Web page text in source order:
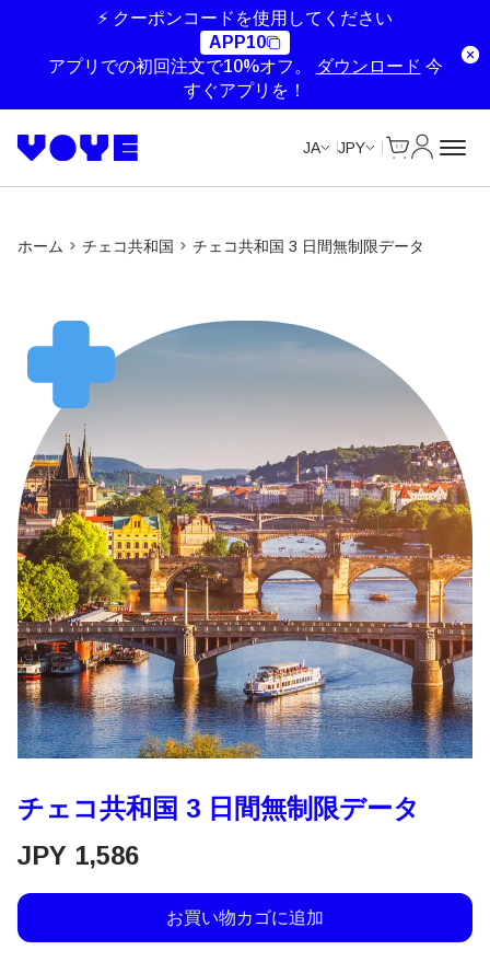
⚡ クーポンコードを使用してください
APP10
アプリでの初回注文で10%オフ。
ダウンロード 今
すぐアプリを！
JA JPY
ホーム チェコ共和国 チェコ共和国 3 日間無制限データ
チェコ共和国 3 日間無制限データ
JPY 1,586
お買い物カゴに追加
Unlimited Data
Unlimited Data
Unlimited Data